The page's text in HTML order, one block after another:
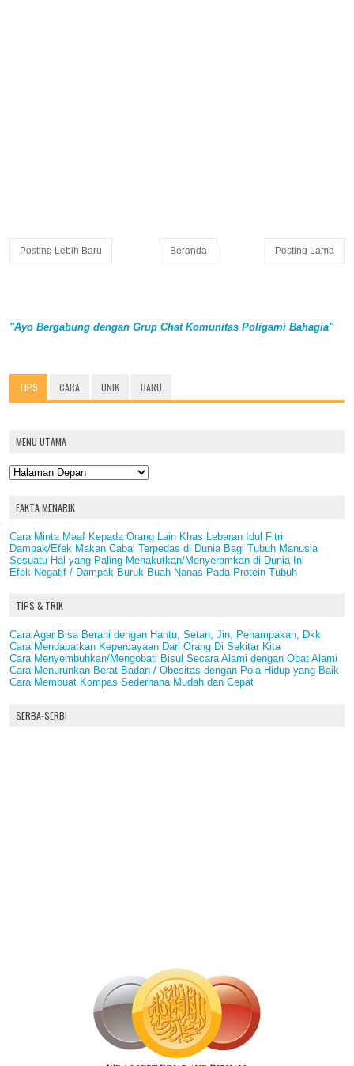
Posting Lebih Baru Posting Lama
Beranda
"Ayo Bergabung dengan Grup Chat Komunitas Poligami Bahagia"
TIPS CARA UNIK BARU
MENU UTAMA
FAKTA MENARIK
Cara Minta Maaf Kepada Orang Lain Khas Lebaran Idul Fitri
Dampak/Efek Makan Cabai Terpedas di Dunia Bagi Tubuh Manusia
Sesuatu Hal yang Paling Menakutkan/Menyeramkan di Dunia Ini
Efek Negatif / Dampak Buruk Buah Nanas Pada Protein Tubuh
TIPS & TRIK
Cara Agar Bisa Berani dengan Hantu, Setan, Jin, Penampakan, Dkk
Cara Mendapatkan Kepercayaan Dari Orang Di Sekitar Kita
Cara Menyembuhkan/Mengobati Bisul Secara Alami dengan Obat Alami
Cara Menurunkan Berat Badan / Obesitas dengan Pola Hidup yang Baik
Cara Membuat Kompas Sederhana Mudah dan Cepat
SERBA-SERBI